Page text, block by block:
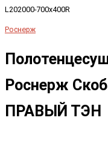
L202000-700x400R
Роснерж
Роснерж
ПРАВЫЙ ТЭН